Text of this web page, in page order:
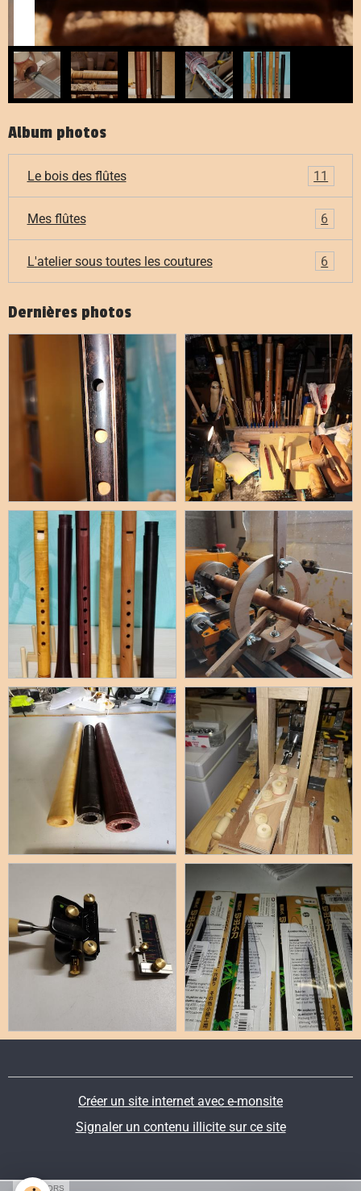
Album photos
Le bois des flûtes 11
Mes flûtes 6
L'atelier sous toutes les coutures 6
Dernières photos
Créer un site internet avec e-monsite
Signaler un contenu illicite sur ce site
SPONSORS